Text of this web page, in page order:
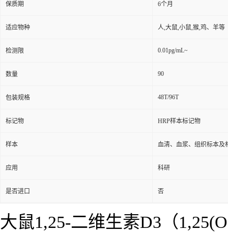
保质期 6个月
适应物种 人,大鼠,小鼠,猴,鸡、羊等
检测限 0.01pg/mL~
数量 90
包装规格 48T/96T
标记物 HRP样本标记物
样本 血清、血浆、组织标本及
应用 科研
是否进口 否
大鼠1,25-二维生素D3（